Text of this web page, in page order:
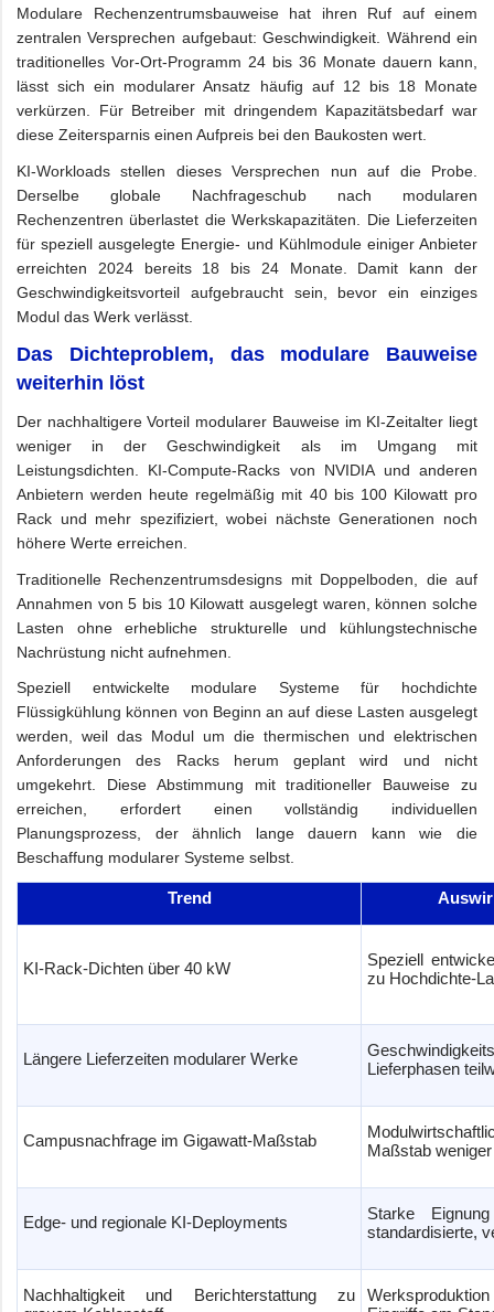
Modulare Rechenzentrumsbauweise hat ihren Ruf auf einem
zentralen Versprechen aufgebaut: Geschwindigkeit. Während ein
traditionelles Vor-Ort-Programm 24 bis 36 Monate dauern kann,
lässt sich ein modularer Ansatz häufig auf 12 bis 18 Monate
verkürzen. Für Betreiber mit dringendem Kapazitätsbedarf war
diese Zeitersparnis einen Aufpreis bei den Baukosten wert.
KI-Workloads stellen dieses Versprechen nun auf die Probe.
Derselbe globale Nachfrageschub nach modularen
Rechenzentren überlastet die Werkskapazitäten. Die Lieferzeiten
für speziell ausgelegte Energie- und Kühlmodule einiger Anbieter
erreichten 2024 bereits 18 bis 24 Monate. Damit kann der
Geschwindigkeitsvorteil aufgebraucht sein, bevor ein einziges
Modul das Werk verlässt.
Das Dichteproblem, das modulare Bauweise
weiterhin löst
Der nachhaltigere Vorteil modularer Bauweise im KI-Zeitalter liegt
weniger in der Geschwindigkeit als im Umgang mit
Leistungsdichten. KI-Compute-Racks von NVIDIA und anderen
Anbietern werden heute regelmäßig mit 40 bis 100 Kilowatt pro
Rack und mehr spezifiziert, wobei nächste Generationen noch
höhere Werte erreichen.
Traditionelle Rechenzentrumsdesigns mit Doppelboden, die auf
Annahmen von 5 bis 10 Kilowatt ausgelegt waren, können solche
Lasten ohne erhebliche strukturelle und kühlungstechnische
Nachrüstung nicht aufnehmen.
Speziell entwickelte modulare Systeme für hochdichte
Flüssigkühlung können von Beginn an auf diese Lasten ausgelegt
werden, weil das Modul um die thermischen und elektrischen
Anforderungen des Racks herum geplant wird und nicht
umgekehrt. Diese Abstimmung mit traditioneller Bauweise zu
erreichen, erfordert einen vollständig individuellen
Planungsprozess, der ähnlich lange dauern kann wie die
Beschaffung modularer Systeme selbst.
Trend
KI-Rack-Dichten über 40 kW
Speziell
zu Hochdichte-
Längere Lieferzeiten modularer Werke
Lieferphasen
Campusnachfrage im Gigawatt-Maßstab
Maßstab
Edge- und regionale KI-Deployments
Starke
standardisierte,
Nachhaltigkeit und Berichterstattung zu